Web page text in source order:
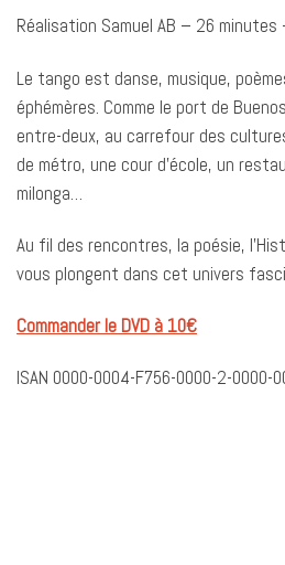
Réalisation Samuel AB – 26
Le tango est danse, musique,
éphémères. Comme le port de
entre-deux, au carrefour des
de métro, une cour d’école, un
milonga…
Au fil des rencontres, la poésie,
vous plongent dans cet univers
Commander le DVD à 10€
ISAN 0000-0004-F756-0000-2-0000-